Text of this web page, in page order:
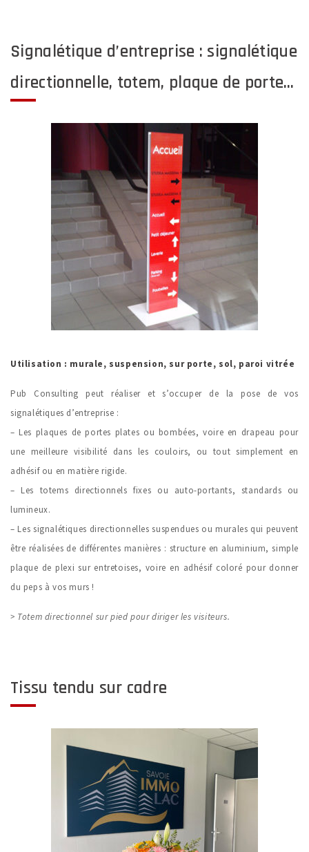
Signalétique d’entreprise : signalétique
directionnelle, totem, plaque de porte…
Utilisation : murale, suspension, sur porte, sol, paroi vitrée
Pub Consulting peut réaliser et s’occuper de la pose de vos
signalétiques d’entreprise :
– Les plaques de portes plates ou bombées, voire en drapeau pour
une meilleure visibilité dans les couloirs, ou tout simplement en
adhésif ou en matière rigide.
– Les totems directionnels fixes ou auto-portants, standards ou
lumineux.
– Les signalétiques directionnelles suspendues ou murales qui peuvent
être réalisées de différentes manières : structure en aluminium, simple
plaque de plexi sur entretoises, voire en adhésif coloré pour donner
du peps à vos murs !
> Totem directionnel sur pied pour diriger les visiteurs.
Tissu tendu sur cadre